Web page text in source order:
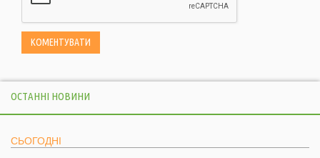
ОСТАННІ НОВИНИ
СЬОГОДНІ